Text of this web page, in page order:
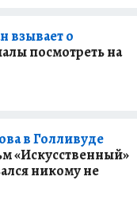
взывает о
посмотреть на
в Голливуде
«Искусственный»
никому не